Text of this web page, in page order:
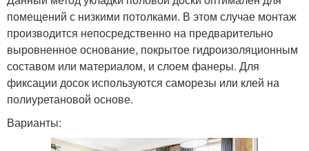
помещений с низкими потолками. В этом случае монтаж
производится непосредственно на предварительно
выровненное основание, покрытое гидроизоляционным
составом или материалом, и слоем фанеры. Для
фиксации досок используются саморезы или клей на
полиуретановой основе.
Варианты: